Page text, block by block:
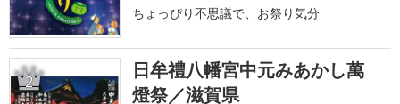
ちょっぴり不思議で、お祭り気分
2
日牟禮八幡宮中元みあかし萬
燈祭／滋賀県